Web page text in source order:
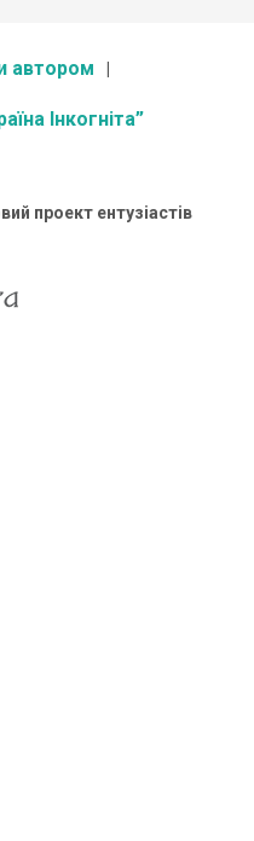
автором
Інкогніта”
проект ентузіастів